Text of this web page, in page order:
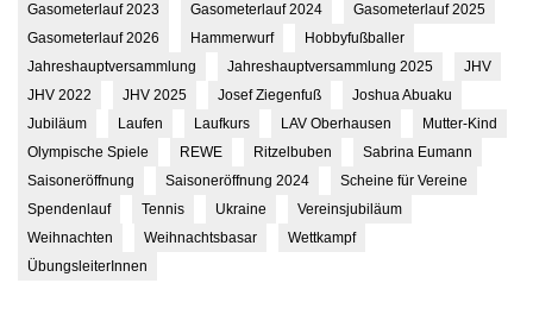
Gasometerlauf 2023
Gasometerlauf 2024
Gasometerlauf 2025
Gasometerlauf 2026
Hammerwurf
Hobbyfußballer
Jahreshauptversammlung
Jahreshauptversammlung 2025
JHV
JHV 2022
JHV 2025 Josef Ziegenfuß
Joshua Abuaku
Jubiläum
Laufen Laufkurs LAV Oberhausen
Mutter-Kind
Olympische Spiele
REWE Ritzelbuben
Sabrina Eumann
Saisoneröffnung
Saisoneröffnung 2024
Scheine für Vereine
Spendenlauf
Tennis Ukraine
Vereinsjubiläum
Weihnachten
Weihnachtsbasar
Wettkampf
ÜbungsleiterInnen